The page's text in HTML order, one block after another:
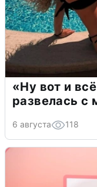
«Ну вот и
развелась
6 августа 118